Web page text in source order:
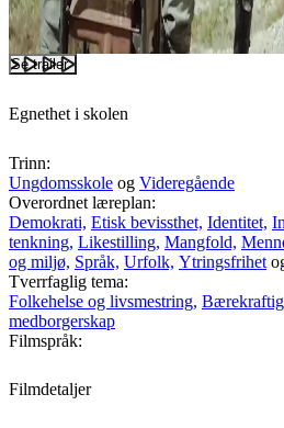
Se trailer
Egnethet i skolen
Trinn:
Ungdomsskole og Videregående
Overordnet læreplan:
Demokrati, Etisk bevissthet, Identitet,
tenkning, Likestilling, Mangfold,
og miljø, Språk, Urfolk, Ytringsfrihet
Tverrfaglig tema:
Folkehelse og livsmestring,
medborgerskap
Filmspråk:
Filmdetaljer